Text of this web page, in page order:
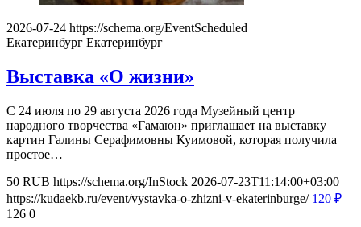
2026-07-24 https://schema.org/EventScheduled
Екатеринбург Екатеринбург
Выставка «О жизни»
С 24 июля по 29 августа 2026 года Музейный центр
народного творчества «Гамаюн» приглашает на выставку
картин Галины Серафимовны Куимовой, которая получила
простое…
50 RUB https://schema.org/InStock 2026-07-23T11:14:00+03:00
https://kudaekb.ru/event/vystavka-o-zhizni-v-ekaterinburge/ 120 ₽
126 0